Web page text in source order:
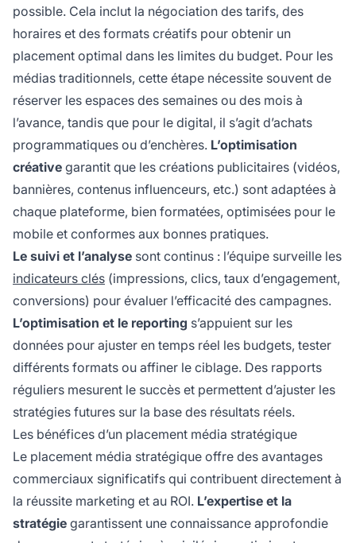
possible. Cela inclut la négociation des tarifs, des
horaires et des formats créatifs pour obtenir un
placement optimal dans les limites du budget. Pour les
médias traditionnels, cette étape nécessite souvent de
réserver les espaces des semaines ou des mois à
l’avance, tandis que pour le digital, il s’agit d’achats
programmatiques ou d’enchères. L’optimisation
créative garantit que les créations publicitaires (vidéos,
bannières, contenus influenceurs, etc.) sont adaptées à
chaque plateforme, bien formatées, optimisées pour le
mobile et conformes aux bonnes pratiques.
Le suivi et l’analyse sont continus : l’équipe surveille les
indicateurs clés (impressions, clics, taux d’engagement,
conversions) pour évaluer l’efficacité des campagnes.
L’optimisation et le reporting s’appuient sur les
données pour ajuster en temps réel les budgets, tester
différents formats ou affiner le ciblage. Des rapports
réguliers mesurent le succès et permettent d’ajuster les
stratégies futures sur la base des résultats réels.
Les bénéfices d’un placement média stratégique
Le placement média stratégique offre des avantages
commerciaux significatifs qui contribuent directement à
la réussite marketing et au ROI. L’expertise et la
stratégie garantissent une connaissance approfondie